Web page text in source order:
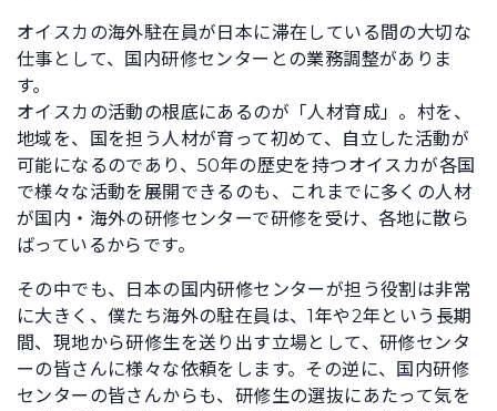
オイスカの海外駐在員が日本に滞在している間の大切な
仕事として、国内研修センターとの業務調整がありま
す。
オイスカの活動の根底にあるのが「人材育成」。村を、
地域を、国を担う人材が育って初めて、自立した活動が
可能になるのであり、50年の歴史を持つオイスカが各国
で様々な活動を展開できるのも、これまでに多くの人材
が国内・海外の研修センターで研修を受け、各地に散ら
ばっているからです。
その中でも、日本の国内研修センターが担う役割は非常
に大きく、僕たち海外の駐在員は、1年や2年という長期
間、現地から研修生を送り出す立場として、研修センタ
ーの皆さんに様々な依頼をします。その逆に、国内研修
センターの皆さんからも、研修生の選抜にあたって気を